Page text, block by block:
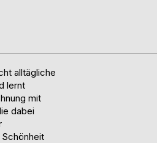
alltägliche
lernt
mit
dabei